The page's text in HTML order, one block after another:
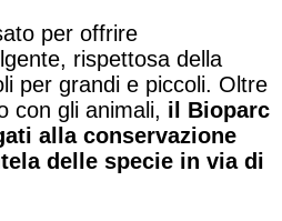
per offrire
rispettosa della
per grandi e piccoli. Oltre
con gli animali, il Bioparc
alla conservazione
delle specie in via di